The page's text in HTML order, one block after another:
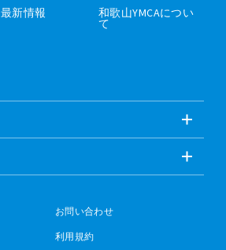
最新情報 和歌山YMCAについ
て
お問い合わせ
利用規約